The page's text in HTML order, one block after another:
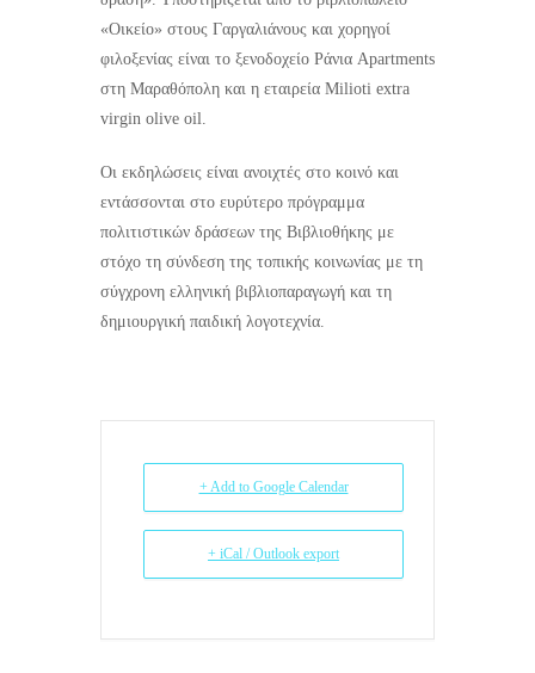
«Οικείο» στους Γαργαλιάνους και χορηγοί
φιλοξενίας είναι το ξενοδοχείο Ράνια Apartments
στη Μαραθόπολη και η εταιρεία Milioti extra
virgin olive oil.
Οι εκδηλώσεις είναι ανοιχτές στο κοινό και
εντάσσονται στο ευρύτερο πρόγραμμα
πολιτιστικών δράσεων της Βιβλιοθήκης με
στόχο τη σύνδεση της τοπικής κοινωνίας με τη
σύγχρονη ελληνική βιβλιοπαραγωγή και τη
δημιουργική παιδική λογοτεχνία.
+ Add to Google Calendar
+ iCal / Outlook export